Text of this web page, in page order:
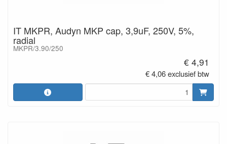
IT MKPR, Audyn MKP cap, 3,9uF, 250V, 5%,
radial
MKPR/3.90/250
€ 4,91
€ 4,06 exclusief btw